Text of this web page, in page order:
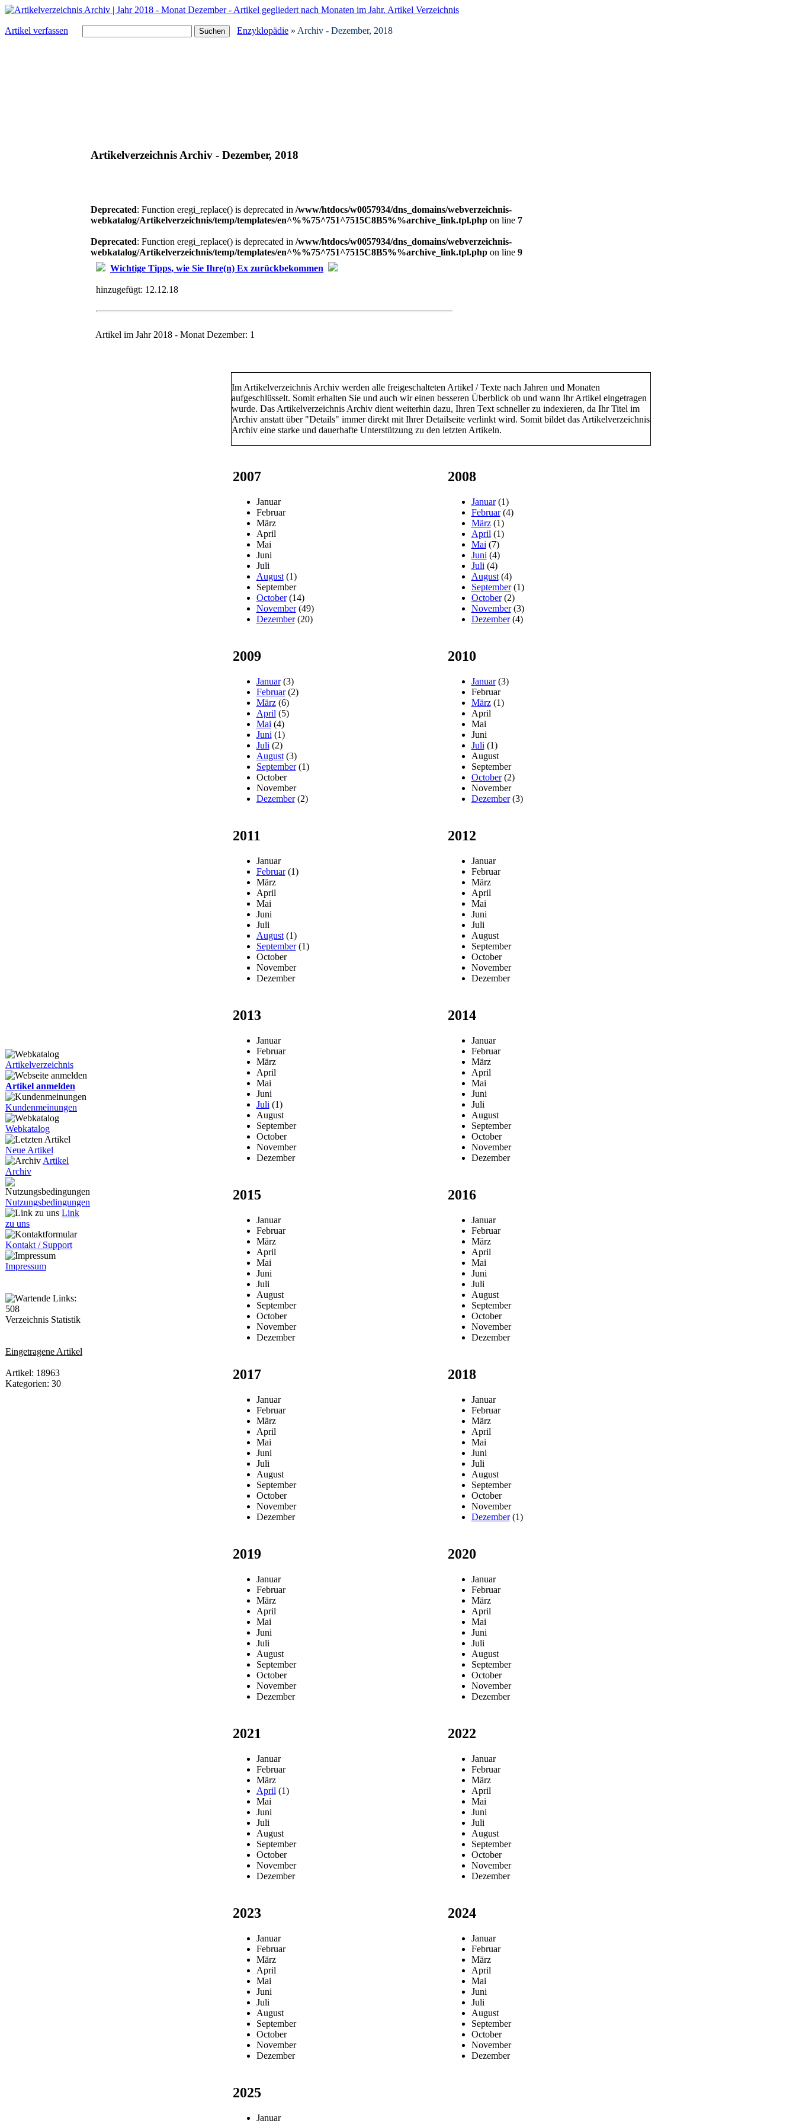
Artikel verfassen Enzyklopädie » Archiv - Dezember, 2018
Artikelverzeichnis
Artikel anmelden
Kundenmeinungen
Webkatalog
Neue Artikel
Artikel
Archiv
Nutzungsbedingungen
Link
zu uns
Kontakt / Support
Impressum
Verzeichnis Statistik
Eingetragene Artikel
Artikel: 18963
Kategorien: 30
Artikelverzeichnis Archiv - Dezember, 2018
Deprecated: Function eregi_replace() is deprecated in /www/htdocs/w0057934/dns_domains/webverzeichnis-
webkatalog/Artikelverzeichnis/temp/templates/en^%%75^751^7515C8B5%%archive_link.tpl.php on line 7
Deprecated: Function eregi_replace() is deprecated in /www/htdocs/w0057934/dns_domains/webverzeichnis-
webkatalog/Artikelverzeichnis/temp/templates/en^%%75^751^7515C8B5%%archive_link.tpl.php on line 9
Wichtige Tipps, wie Sie Ihre(n) Ex zurückbekommen
hinzugefügt: 12.12.18
Artikel im Jahr 2018 - Monat Dezember: 1
Im Artikelverzeichnis Archiv werden alle freigeschalteten Artikel / Texte nach Jahren und Monaten
aufgeschlüsselt. Somit erhalten Sie und auch wir einen besseren Überblick ob und wann Ihr Artikel eingetragen
wurde. Das Artikelverzeichnis Archiv dient weiterhin dazu, Ihren Text schneller zu indexieren, da Ihr Titel im
Archiv anstatt über "Details" immer direkt mit Ihrer Detailseite verlinkt wird. Somit bildet das Artikelverzeichnis
Archiv eine starke und dauerhafte Unterstützung zu den letzten Artikeln.
2007
Januar
Februar
März
April
Mai
Juni
Juli
August(1)
September
October(14)
November(49)
Dezember(20)
2008
Januar(1)
Februar(4)
März(1)
April (1)
Mai (7)
Juni (4)
Juli (4)
August(4)
September(1)
October(2)
November(3)
Dezember(4)
2009
Januar(3)
Februar(2)
März(6)
April (5)
Mai (4)
Juni (1)
Juli (2)
August(3)
September(1)
October
November
Dezember(2)
2010
Januar(3)
Februar
März(1)
April
Mai
Juni
Juli (1)
August
September
October(2)
November
Dezember(3)
2011
Januar
Februar(1)
März
April
Mai
Juni
Juli
August(1)
September(1)
October
November
Dezember
2012
Januar
Februar
März
April
Mai
Juni
Juli
August
September
October
November
Dezember
2013
Januar
Februar
März
April
Mai
Juni
Juli (1)
August
September
October
November
Dezember
2014
Januar
Februar
März
April
Mai
Juni
Juli
August
September
October
November
Dezember
2015
Januar
Februar
März
April
Mai
Juni
Juli
August
September
October
November
Dezember
2016
Januar
Februar
März
April
Mai
Juni
Juli
August
September
October
November
Dezember
2017
Januar
Februar
März
April
Mai
Juni
Juli
August
September
October
November
Dezember
2018
Januar
Februar
März
April
Mai
Juni
Juli
August
September
October
November
Dezember(1)
2019
Januar
Februar
März
April
Mai
Juni
Juli
August
September
October
November
Dezember
2020
Januar
Februar
März
April
Mai
Juni
Juli
August
September
October
November
Dezember
2021
Januar
Februar
März
April (1)
Mai
Juni
Juli
August
September
October
November
Dezember
2022
Januar
Februar
März
April
Mai
Juni
Juli
August
September
October
November
Dezember
2023
Januar
Februar
März
April
Mai
Juni
Juli
August
September
October
November
Dezember
2024
Januar
Februar
März
April
Mai
Juni
Juli
August
September
October
November
Dezember
2025
Januar